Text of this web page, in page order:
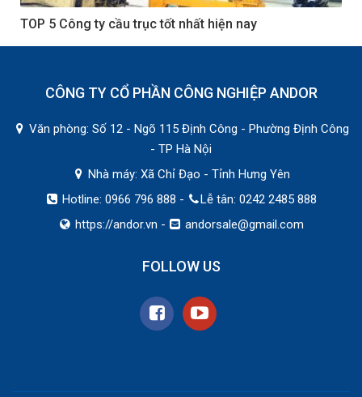
TOP 5 Công ty cầu trục tốt nhất hiện nay
CÔNG TY CỔ PHẦN CÔNG NGHIỆP ANDOR
Văn phòng: Số 12 - Ngõ 115 Định Công - Phường Định Công
- TP Hà Nội
Nhà máy: Xã Chỉ Đạo - Tỉnh Hưng Yên
Hotline: 0966 796 888 -
Lễ tân: 0242 2485 888
https://andor.vn - andorsale@gmail.com
FOLLOW US